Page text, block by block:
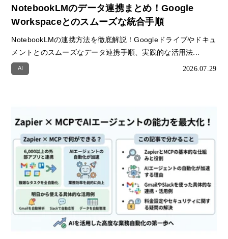
NotebookLMのデータ連携まとめ！Google
Workspaceとのスムーズな統合手順
NotebookLMの連携方法を徹底解説！Googleドライブやドキュ
メントとのスムーズなデータ連携手順、実践的な活用法...
AI 2026.07.29